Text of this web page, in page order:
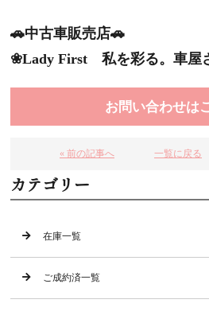
🚗中古車販売店🚗
❀Lady First 私を彩る。車屋
お問い合わせは
« 前の記事へ 一覧に戻る
カテゴリー
在庫一覧
ご成約済一覧